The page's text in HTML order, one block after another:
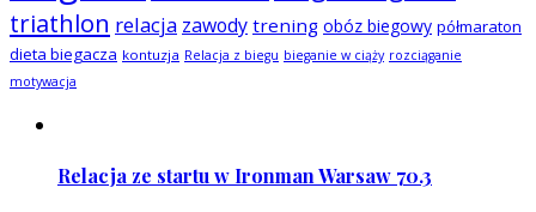
triathlon relacja zawody trening obóz biegowy półmaraton
dieta biegacza kontuzja Relacja z biegu bieganie w ciąży rozciąganie
motywacja
Relacja ze startu w Ironman Warsaw 70.3